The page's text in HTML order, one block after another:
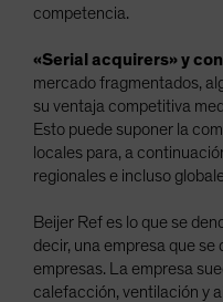
competencia.
«Serial acquirers» y
mercado fragmentados,
su ventaja competitiva
Esto puede suponer la
locales para, a
regionales e incluso
Beijer Ref es lo que se
decir, una empresa que
empresas. La empresa
calefacción, ventilación y